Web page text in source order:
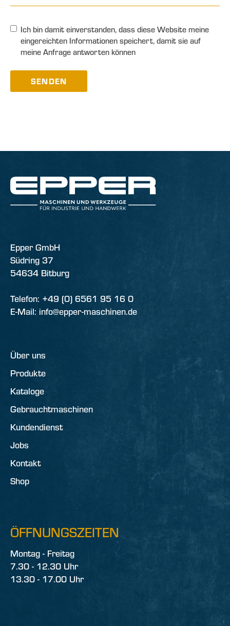
Ich bin damit einverstanden, dass diese Website meine
eingereichten Informationen speichert, damit sie auf
meine Anfrage antworten können
SENDEN
Epper GmbH
Südring 37
54634 Bitburg
Telefon: +49 (0) 6561 95 16 0
E-Mail: info@epper-maschinen.de
Über uns
Produkte
Kataloge
Gebrauchtmaschinen
Kundendienst
Jobs
Kontakt
Shop
ÖFFNUNGSZEITEN
Montag - Freitag
7.30 - 12.30 Uhr
13.30 - 17.00 Uhr